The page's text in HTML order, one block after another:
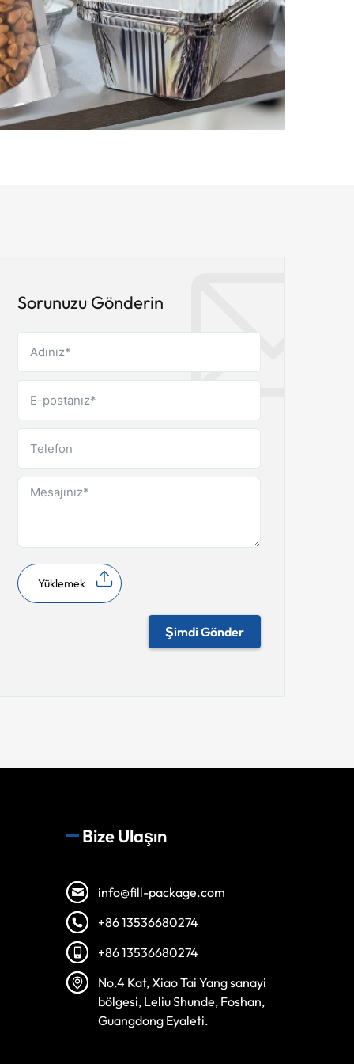
Sorunuzu Gönderin
Yüklemek
Şimdi Gönder
Bize Ulaşın
info@fill-package.com
+86 13536680274
+86 13536680274
No.4 Kat, Xiao Tai Yang sanayi
bölgesi, Leliu Shunde, Foshan,
Guangdong Eyaleti.